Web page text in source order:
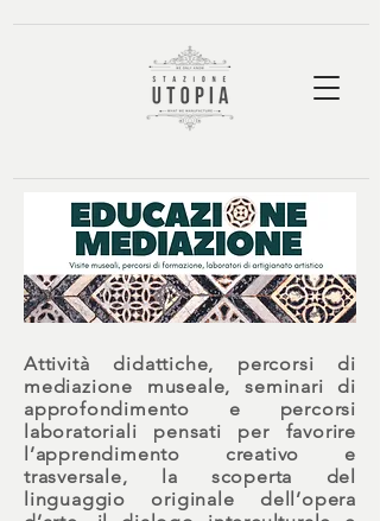
Attività didattiche, percorsi di
mediazione museale, seminari di
approfondimento e percorsi
laboratoriali pensati per favorire
l’apprendimento creativo e
trasversale, la scoperta del
linguaggio originale dell’opera